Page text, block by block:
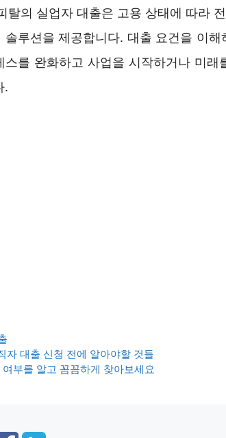
탈의 실업자 대출은 고용 상태에 따라
솔루션을 제공합니다. 대출 요건을 이
스를 완화하고 사업을 시작하거나 미
.
자 대출 신청 전에 알아야할 것들
부를 알고 꼼꼼하게 찾아보세요